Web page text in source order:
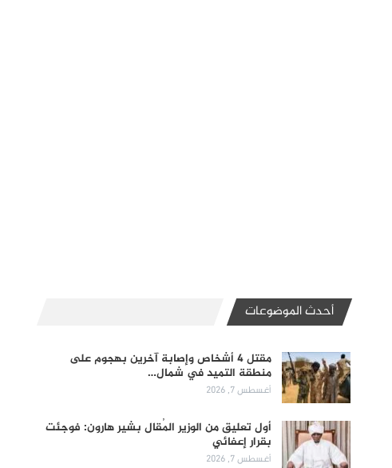
أحدث الموضوعات
مقتل 4 أشخاص وإصابة آخرين بهجوم على
منطقة التميد في شمال…
أغسطس 7, 2026
أول تعليق من الوزير المُقال بشير هارون: فوجئت
بقرار إعفائي
أغسطس 7, 2026